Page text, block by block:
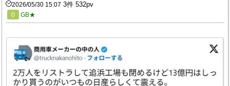
2026/05/30 15:07 3件 532pv
0 GB★